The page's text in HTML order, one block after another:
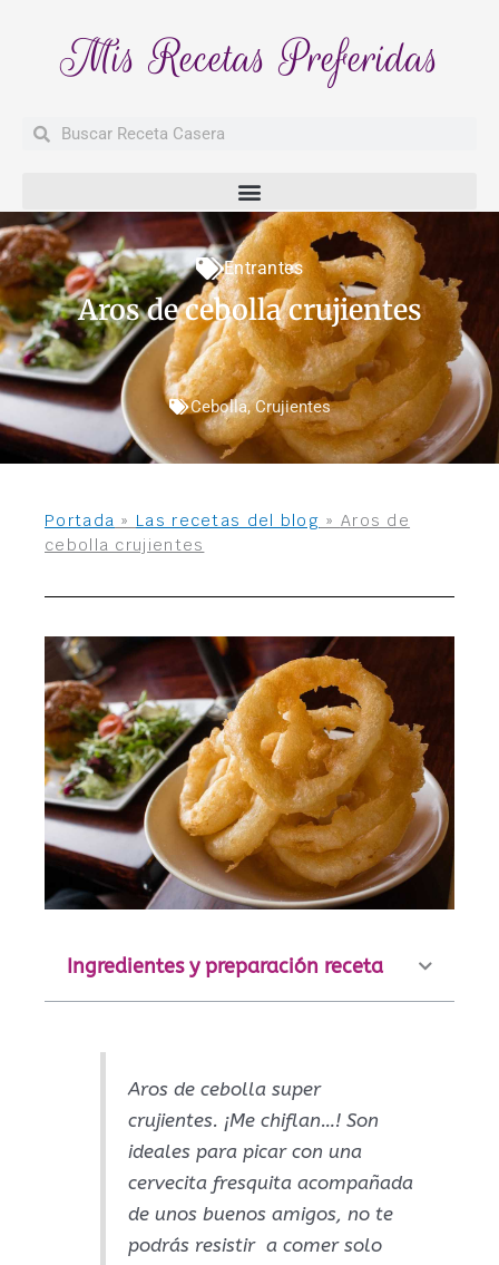
Mis Recetas Preferidas
BuscarBuscar
Entrantes
Aros de cebolla crujientes
Cebolla,Crujientes
Portada » Las recetas del blog » Aros de
cebolla crujientes
Ingredientes y preparación receta
Aros de cebolla super
crujientes. ¡Me chiflan…! Son
ideales para picar con una
cervecita fresquita acompañada
de unos buenos amigos, no te
podrás resistir a comer solo